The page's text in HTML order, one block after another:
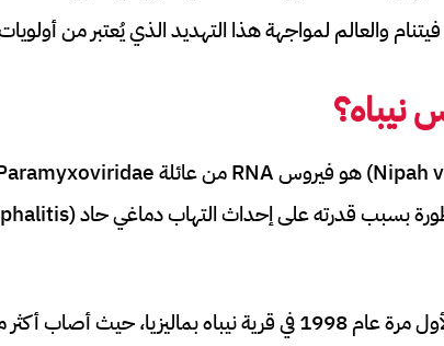
فيتنام والعالم لمواجهة هذا التهديد الذي يُعتبر من
نيباه؟